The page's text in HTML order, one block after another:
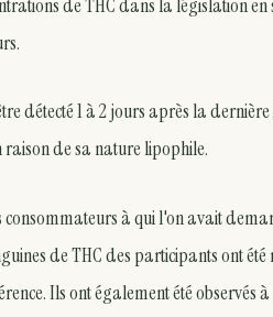
détecté 1 à 2 jours après la
de sa nature lipophile.
consommateurs à qui l'on avait
de THC des participants ont
Ils ont également été observés